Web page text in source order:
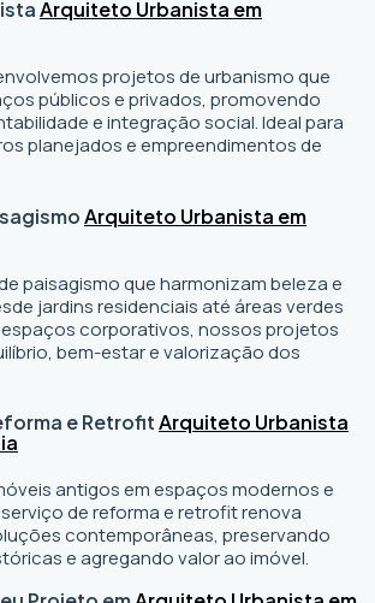
Arquiteto Urbanista em
projetos de urbanismo que
públicos e privados, promovendo
e integração social. Ideal para
planejados e empreendimentos de
Arquiteto Urbanista em
paisagismo que harmonizam beleza e
jardins residenciais até áreas verdes
corporativos, nossos projetos
bem-estar e valorização dos
e RetrofitArquiteto Urbanista
antigos em espaços modernos e
de reforma e retrofit renova
contemporâneas, preservando
e agregando valor ao imóvel.